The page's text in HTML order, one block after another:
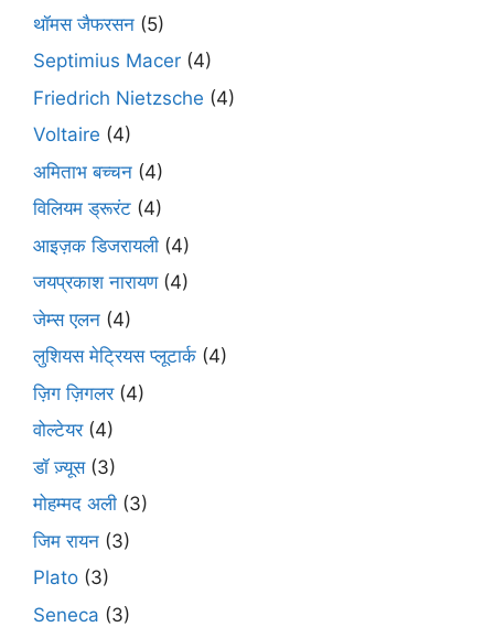
थॉमस जैफरसन (5)
Septimius Macer (4)
Friedrich Nietzsche (4)
Voltaire (4)
अमिताभ बच्चन (4)
विलियम ड्रूरंट (4)
आइज़क डिजरायली (4)
जयप्रकाश नारायण(4)
जेम्स एलन (4)
लुशियस मेट्रियस प्लूटार्क (4)
ज़िग ज़िगलर(4)
वोल्टेयर(4)
डॉ ज़्यूस(3)
मोहम्मद अली (3)
जिम रायन (3)
Plato (3)
Seneca (3)